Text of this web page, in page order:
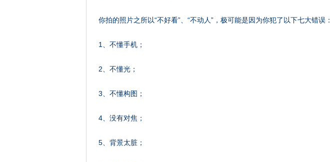
你拍的照片之所以“不好看”、“不动人”，极可能是因为你犯了以下七大错误：
1、不懂手机；
2、不懂光；
3、不懂构图；
4、没有对焦；
5、背景太脏；